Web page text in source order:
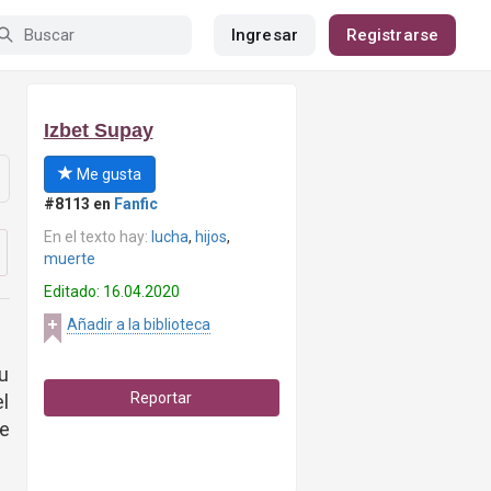
Ingresar Registrarse
Izbet Supay
Me gusta
#8113 en Fanfic
En el texto hay: lucha, hijos,
muerte
Editado: 16.04.2020
Añadir a la biblioteca
Reportar